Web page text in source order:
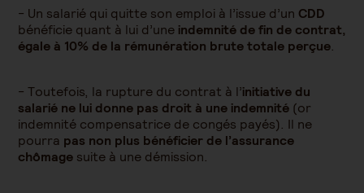
- Un salarié qui quitte son emploi à l’issue d’un CDD
bénéficie quant à lui d’une indemnité de fin de contrat,
égale à 10% de la rémunération brute totale perçue.
- Toutefois, la rupture du contrat à l’initiative du
salarié ne lui donne pas droit à une indemnité (or
indemnité compensatrice de congés payés). Il ne
pourra pas non plus bénéficier de l’assurance
chômage suite à une démission.